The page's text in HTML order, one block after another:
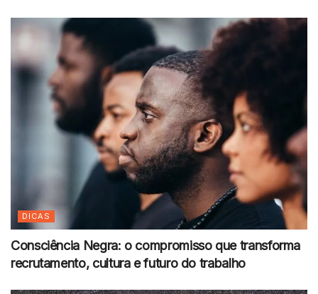
DICAS
Consciência Negra: o compromisso que transforma
recrutamento, cultura e futuro do trabalho